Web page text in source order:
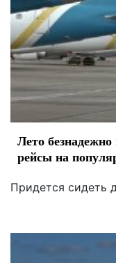
Лето
рейсы на
Придется сидеть